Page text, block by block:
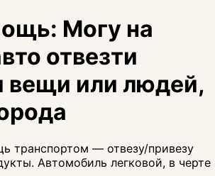
Могу на
отвезти
вещи или людей,
транспортом — отвезу/привезу
Автомобиль легковой, в черте